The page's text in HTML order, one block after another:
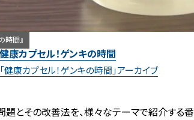
時間』
健康カプセル！ゲンキの時間
「健康カプセル！ゲンキの時間」アーカイブ
とその改善法を、様々なテーマで紹介する番